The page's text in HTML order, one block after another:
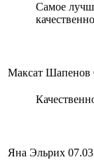
Самое
Максат Шапенов
Яна Эльрих